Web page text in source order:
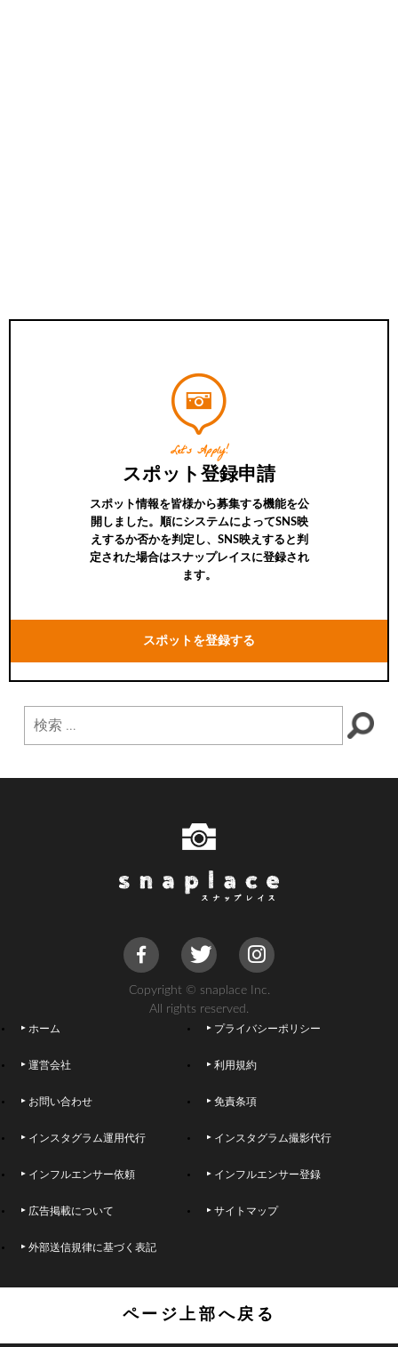
Let’s Apply!
スポット登録申請
スポット情報を皆様から募集する機能を公
開しました。順にシステムによってSNS映
えするか否かを判定し、SNS映えすると判
定された場合はスナップレイスに登録され
ます。
スポットを登録する
Copyright © snaplace Inc.
All rights reserved.
ホーム プライバシーポリシー
運営会社 利用規約
お問い合わせ 免責条項
インスタグラム運用代行 インスタグラム撮影代行
インフルエンサー依頼 インフルエンサー登録
広告掲載について サイトマップ
外部送信規律に基づく表記
ページ上部へ戻る